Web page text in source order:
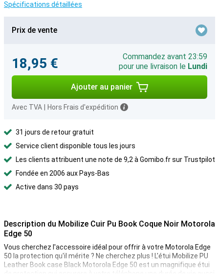
Spécifications détaillées
Prix de vente
18,95 €
Commandez avant 23:59
pour une livraison le Lundi
Ajouter au panier
Avec TVA Hors Frais d'expédition
31 jours de retour gratuit
Service client disponible tous les jours
Les clients attribuent une note de 9,2 à Gomibo.fr sur Trustpilot
Fondée en 2006 aux Pays-Bas
Active dans 30 pays
Description du Mobilize Cuir Pu Book Coque Noir Motorola
Edge 50
Vous cherchez l'accessoire idéal pour offrir à votre Motorola Edge
50 la protection qu'il mérite ? Ne cherchez plus ! L'étui Mobilize PU
Leather Book case Black Motorola Edge 50 est un magnifique étui